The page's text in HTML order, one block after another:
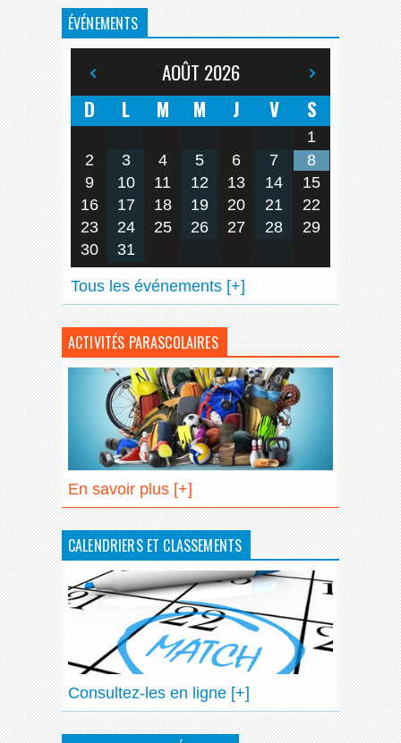
ÉVÉNEMENTS
AOÛT 2026
D
L M M J V S
1
2
3 4 5 6 7
8
9
10 11 12 13 14
15
16
17 18 19 20 21
22
23
24 25 26 27 28
29
30
31
Tous les événements [+]
ACTIVITÉS PARASCOLAIRES
En savoir plus [+]
CALENDRIERS ET CLASSEMENTS
Consultez-les en ligne [+]